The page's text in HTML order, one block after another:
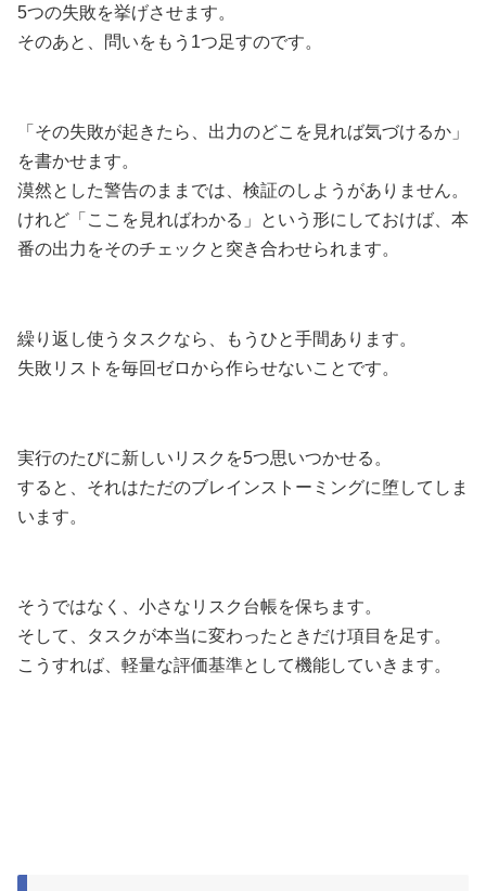
5つの失敗を挙げさせます。
そのあと、問いをもう1つ足すのです。
「その失敗が起きたら、出力のどこを見れば気づけるか」
を書かせます。
漠然とした警告のままでは、検証のしようがありません。
けれど「ここを見ればわかる」という形にしておけば、本
番の出力をそのチェックと突き合わせられます。
繰り返し使うタスクなら、もうひと手間あります。
失敗リストを毎回ゼロから作らせないことです。
実行のたびに新しいリスクを5つ思いつかせる。
すると、それはただのブレインストーミングに堕してしま
います。
そうではなく、小さなリスク台帳を保ちます。
そして、タスクが本当に変わったときだけ項目を足す。
こうすれば、軽量な評価基準として機能していきます。